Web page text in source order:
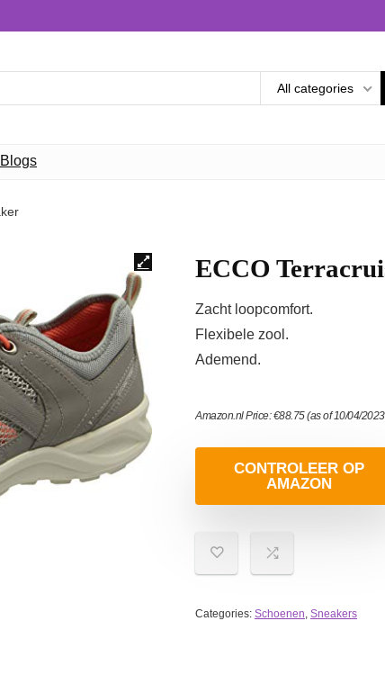
All categories
Blogs
ECCO
Zacht loopcomfort.
Flexibele zool.
Ademend.
Amazon.nl Price:€88.75(as of 10/04/
CONTROLEER OP
AMAZON
Categories: Schoenen, Sneakers